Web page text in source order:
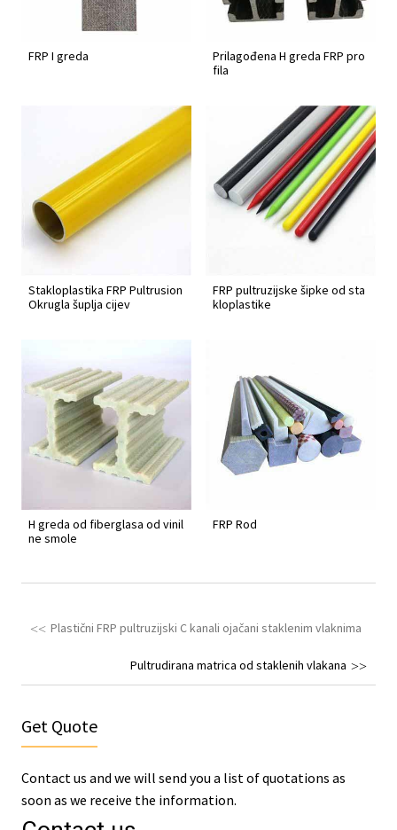
FRP I greda
Prilagođena H greda FRP pro
fila
Stakloplastika FRP Pultrusion
Okrugla šuplja cijev
FRP pultruzijske šipke od sta
kloplastike
H greda od fiberglasa od vinil
ne smole
FRP Rod
Plastični FRP pultruzijski C kanali ojačani staklenim vlaknima
Pultrudirana matrica od staklenih vlakana
Get Quote
Contact us and we will send you a list of quotations as
soon as we receive the information.